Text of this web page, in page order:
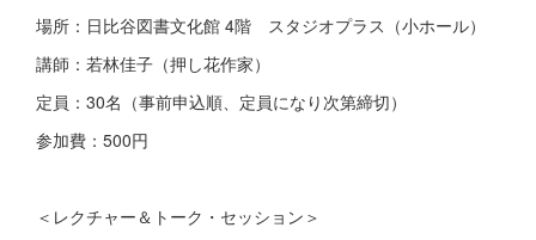
場所：日比谷図書文化館 4階 スタジオプラス（小ホール）
講師：若林佳子（押し花作家）
定員：30名（事前申込順、定員になり次第締切）
参加費：500円
＜レクチャー＆トーク・セッション＞